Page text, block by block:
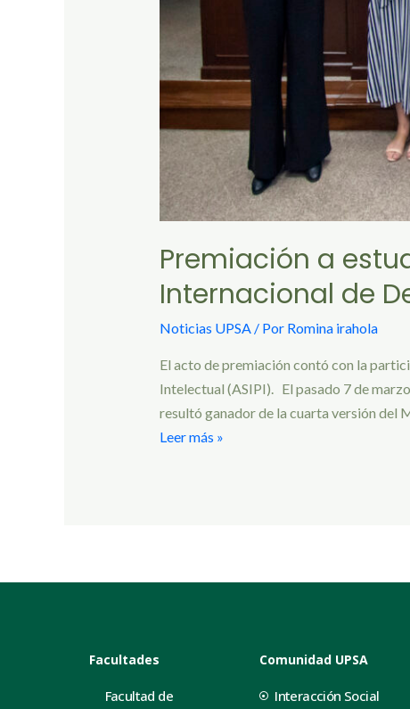
Premiación a
Internacional de
Noticias UPSA/ Por Romina irahola
El acto de premiación contó con la
Intelectual (ASIPI). El pasado 7 de
resultó ganador de la cuarta versión del
Leer más »
Facultades
Facultad de
Comunidad UPSA
Interacción Social